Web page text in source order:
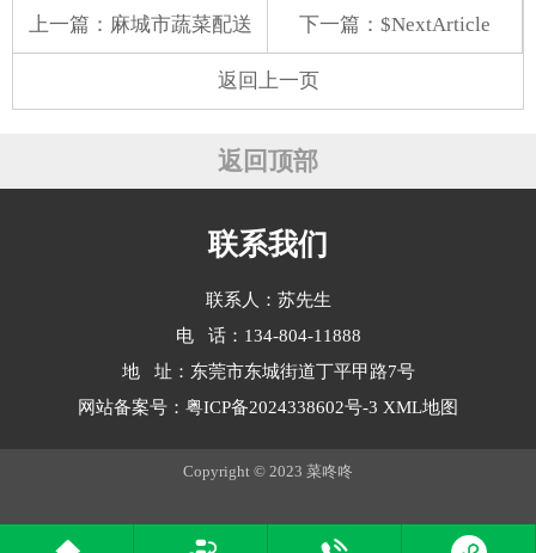
上一篇： 麻城市蔬菜配送 下一篇：$NextArticle
返回上一页
返回顶部
联系我们
联系人：苏先生
电 话：134-804-11888
地 址：东莞市东城街道丁平甲路7号
网站备案号： 粤ICP备2024338602号-3 XML地图
Copyright © 2023 菜咚咚